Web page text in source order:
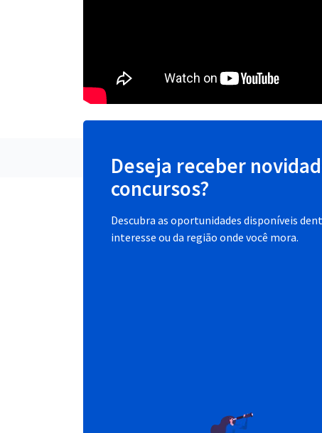
Deseja receber
concursos?
Descubra as oportunidades disponíveis
interesse ou da região onde você mora.